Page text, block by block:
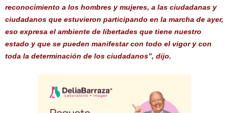
reconocimiento a los hombres y mujeres, a las ciudadanas y
ciudadanos que estuvieron participando en la marcha de ayer,
eso expresa el ambiente de libertades que tiene nuestro
estado y que se pueden manifestar con todo el vigor y con
toda la determinación de los ciudadanos”, dijo.